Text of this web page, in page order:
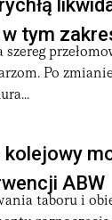
tym
Po
ABW
taboru i